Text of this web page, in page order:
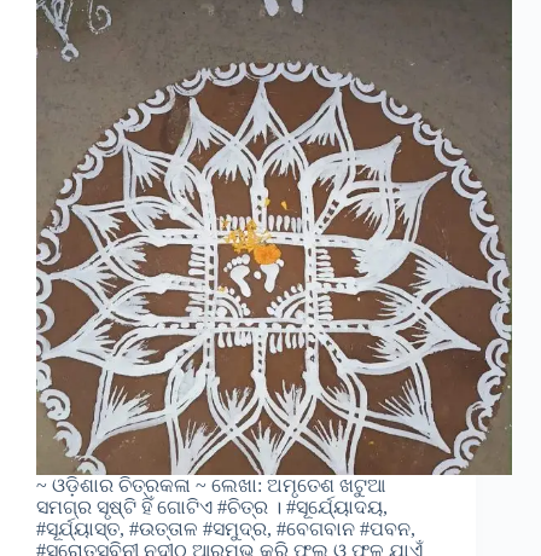
~ ଓଡ଼ିଶାର ଚିତ୍ରକଳା ~ ଲେଖା: ଅମୃତେଶ ଖଟୁଆ
ସମଗ୍ର ସୃଷ୍ଟି ହିଁ ଗୋଟିଏ #ଚିତ୍ର । #ସୂର୍ଯ୍ୟୋଦୟ,
#ସୂର୍ଯ୍ୟାସ୍ତ, #ଉତ୍ତାଳ #ସମୁଦ୍ର, #ବେଗବାନ #ପବନ,
#ସ୍ରୋତସ୍ବିନୀ ନଦୀଠୁ ଆରମ୍ଭ କରି ଫୁଲ ଓ ଫଳ ଯାଏଁ